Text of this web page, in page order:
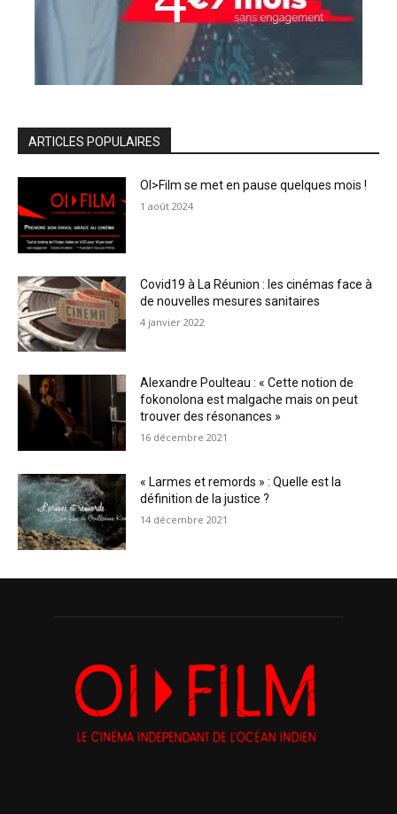
ARTICLES POPULAIRES
OI>Film se met en pause quelques mois !
1 août 2024
Covid19 à La Réunion : les cinémas face à
de nouvelles mesures sanitaires
4 janvier 2022
Alexandre Poulteau : « Cette notion de
fokonolona est malgache mais on peut
trouver des résonances »
16 décembre 2021
« Larmes et remords » : Quelle est la
définition de la justice ?
14 décembre 2021